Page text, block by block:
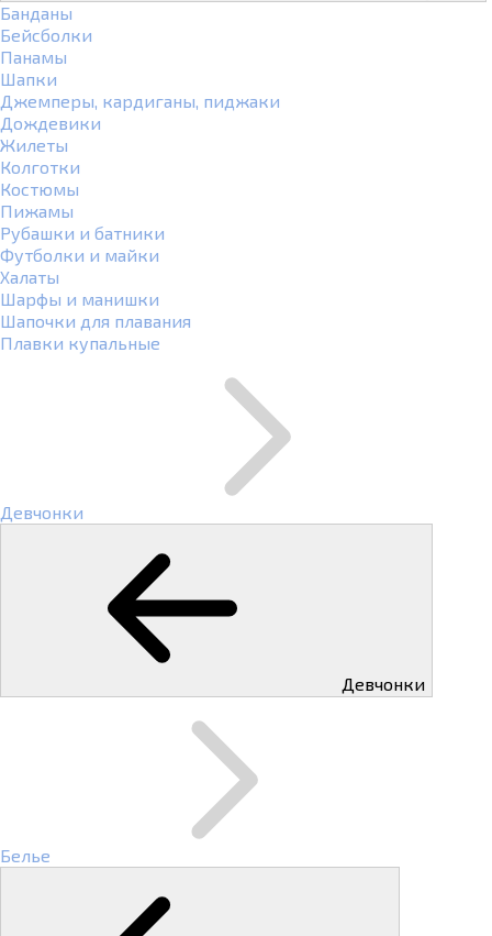
Банданы
Бейсболки
Панамы
Шапки
Джемперы, кардиганы, пиджаки
Дождевики
Жилеты
Колготки
Костюмы
Пижамы
Рубашки и батники
Футболки и майки
Халаты
Шарфы и манишки
Шапочки для плавания
Плавки купальные
Девчонки
Девчонки
Белье